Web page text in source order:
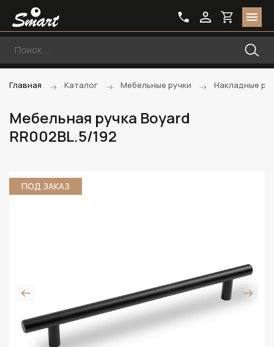
Главная Каталог Мебельные ручки Накладные
Мебельная ручка Boyard
RR002BL.5/192
ПОД ЗАКАЗ